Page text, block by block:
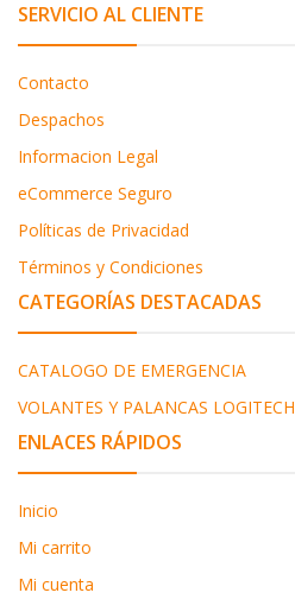
SERVICIO AL CLIENTE
Contacto
Despachos
Informacion Legal
eCommerce Seguro
Políticas de Privacidad
Términos y Condiciones
CATEGORÍAS DESTACADAS
CATALOGO DE EMERGENCIA
VOLANTES Y PALANCAS LOGITECH
ENLACES RÁPIDOS
Inicio
Mi carrito
Mi cuenta